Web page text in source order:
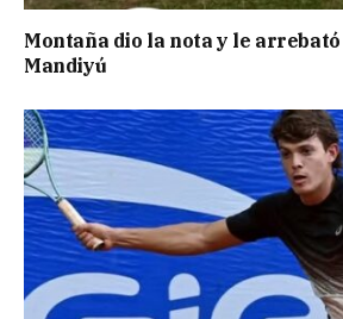
Montaña dio la nota y le
Mandiyú